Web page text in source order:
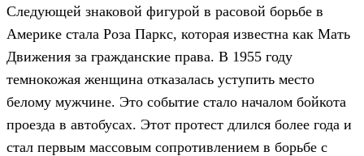
Следующей знаковой фигурой в расовой борьбе в
Америке стала Роза Паркс, которая известна как Мать
Движения за гражданские права. В 1955 году
темнокожая женщина отказалась уступить место
белому мужчине. Это событие стало началом бойкота
проезда в автобусах. Этот протест длился более года и
стал первым массовым сопротивлением в борьбе с